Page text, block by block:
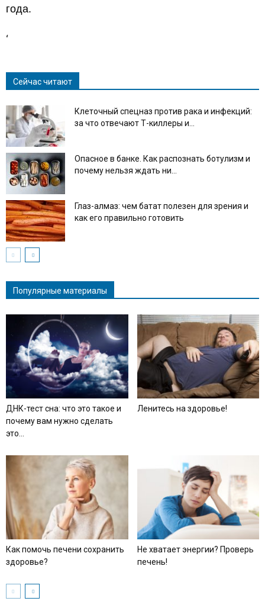
года.
‘
Сейчас читают
Клеточный спецназ против рака и инфекций:
за что отвечают Т-киллеры и...
Опасное в банке. Как распознать ботулизм и
почему нельзя ждать ни...
Глаз-алмаз: чем батат полезен для зрения и
как его правильно готовить
Популярные материалы
ДНК-тест сна: что это такое и
почему вам нужно сделать
это...
Ленитесь на здоровье!
Как помочь печени сохранить
здоровье?
Не хватает энергии? Проверь
печень!